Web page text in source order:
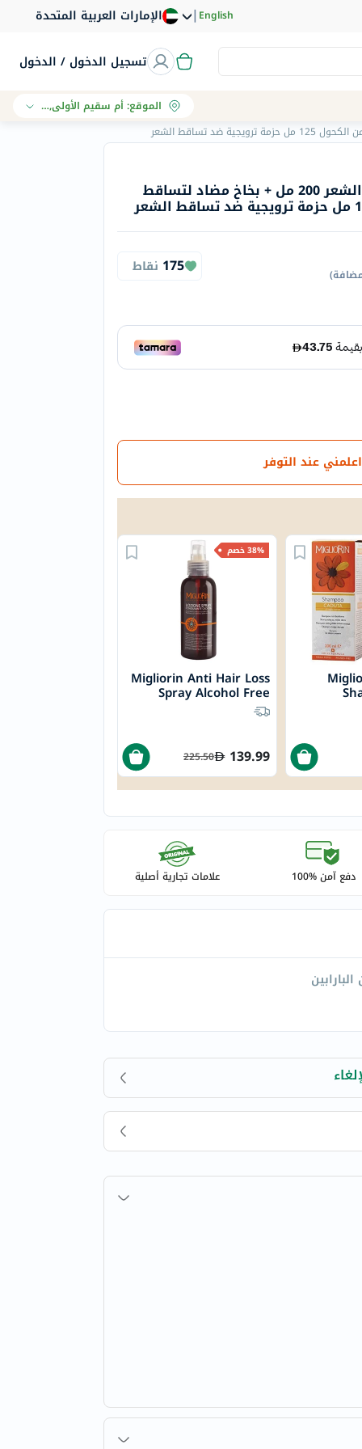
الإمارات العربية المتحدة |English
تسجيل الدخول / الدخول
الموقع:أم سقيم الأولى, دبي
ميغليورين شامبو لتساقط الشعر 200 مل + بخاخ مضاد لتساقط
)
175 نقاط
اعلمني عند التوفر
38% خصم
Migliorin Anti Hair Loss
Spray Alcohol Free
125ML
139.99
225.50
دفع آمن %100 علامات تجارية أصلية